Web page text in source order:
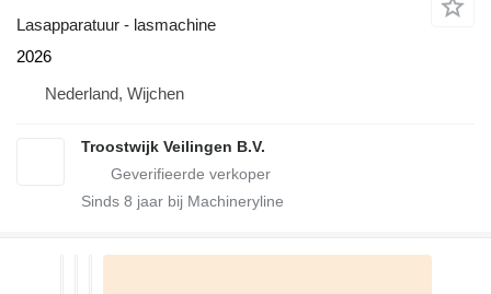
Lasapparatuur - lasmachine
2026
Nederland, Wijchen
Troostwijk Veilingen B.V.
Sinds 8 jaar bij Machineryline